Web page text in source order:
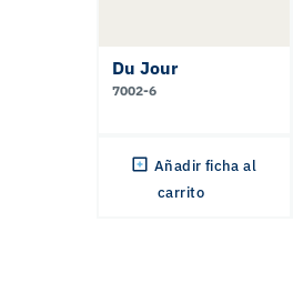
Du Jour
7002-6
Añadir ficha al
carrito